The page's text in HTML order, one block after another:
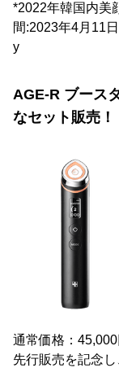
*2022年韓国内美
間:2023年4月11
y
AGE-R ブース
なセット販売！
通常価格：
先行販売を記念